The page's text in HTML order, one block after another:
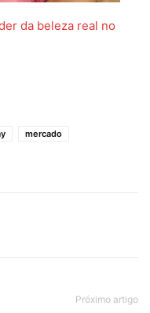
da beleza real no
mercado
Próximo artigo